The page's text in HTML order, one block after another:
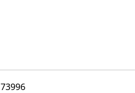
73996